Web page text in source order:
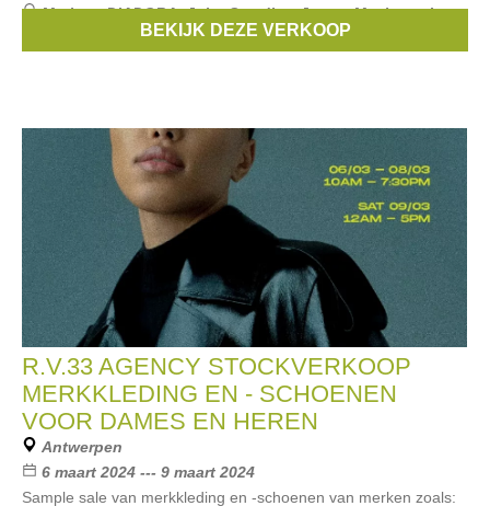
Merken:DIADORA,John Smedley,Jucca,Mackage,Les
, ...BEKIJK DEZE VERKOOP
R.V.33 AGENCY STOCKVERKOOP
MERKKLEDING EN - SCHOENEN
VOOR DAMES EN HEREN
Antwerpen
6 maart 2024 --- 9 maart 2024
Sample sale van merkkleding en -schoenen van merken zoals: